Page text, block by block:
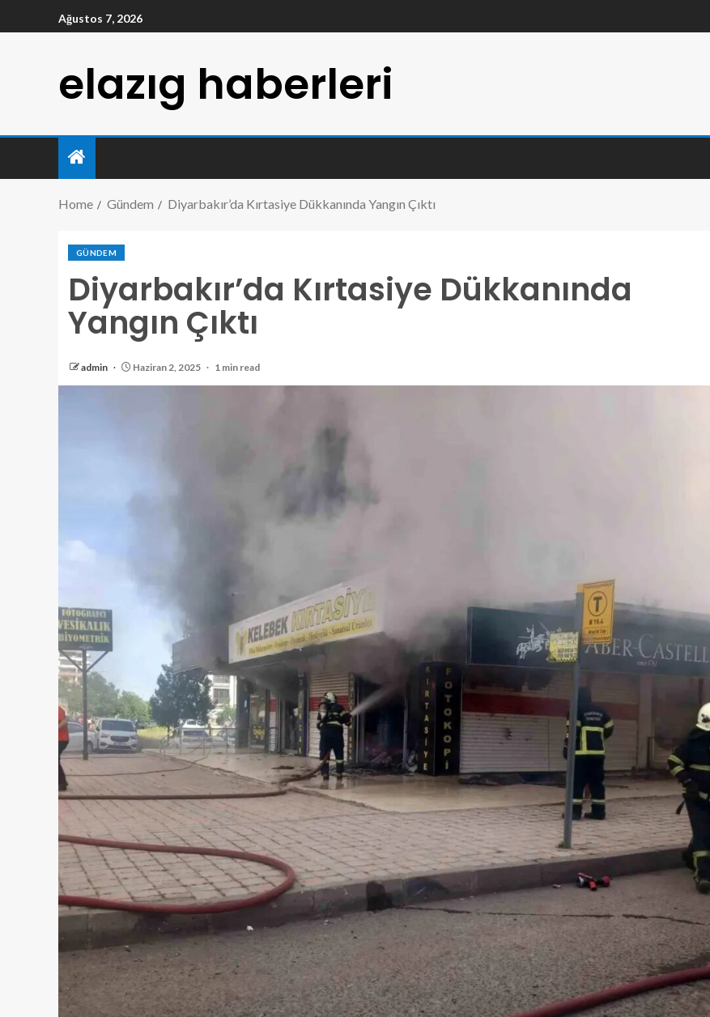
Ağustos 7, 2026
elazıg haberleri
Home Gündem Diyarbakır’da Kırtasiye Dükkanında Yangın Çıktı
GÜNDEM
Diyarbakır’da Kırtasiye Dükkanında
Yangın Çıktı
admin Haziran 2, 2025 1 min read